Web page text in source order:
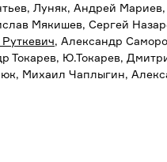
Луняк, Андрей
Мякишев, Сергей
, Александр
Токарев, Ю.Токарев,
Михаил Чаплыгин,